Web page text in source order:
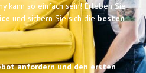
kann so einfach sein! Erleben Sie
und sichern Sie sich diebesten
anfordern und den ersten